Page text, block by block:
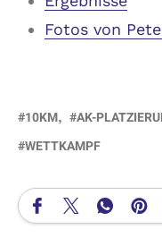
Fotos von
10KM AK-
WETTKAMPF